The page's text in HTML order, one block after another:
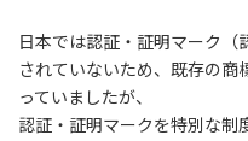
日本では認証・証明マーク
されていないため、既存の商
っていましたが、
認証・証明マークを特別な制